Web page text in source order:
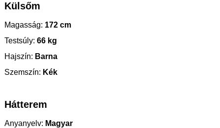
Külsőm
Magasság: 172 cm
Testsúly: 66 kg
Hajszín: Barna
Szemszín: Kék
Hátterem
Anyanyelv: Magyar